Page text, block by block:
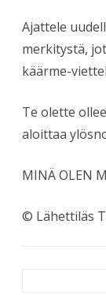
Ajattele
merkitystä,
käärme-
Te olette
aloittaa
MINÄ OLEN
© Lähettiläs